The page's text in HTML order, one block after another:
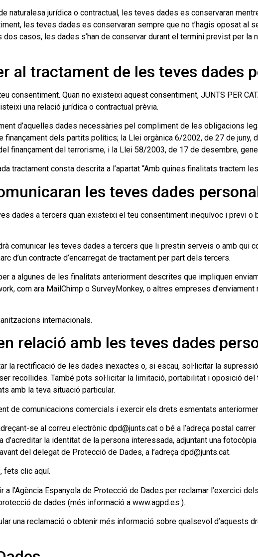
naturalesa jurídica o contractual, les teves dades es conservaran
les teves dades es conservaran sempre que no t’hagis oposat al
dos casos, les dades s’han de conservar durant el termini previst per la
al tractament de les teves dades
consentiment. Quan no existeixi aquest consentiment, JUNTS PER
una relació jurídica o contractual prèvia.
d’aquelles dades necessàries pel compliment de les obligacions
finançament dels partits polítics; la Llei orgànica 6/2002, de 27 de
finançament del terrorisme, i la Llei 58/2003, de 17 de desembre,
tractament consta descrita a l’apartat “Amb quines finalitats tractem
les teves dades
dades a tercers quan existeixi el teu consentiment inequívoc i previ o
comunicar les teves dades a tercers que li prestin serveis o amb qui
d’un contracte d’encarregat de tractament per part dels tercers.
per a algunes de les finalitats anteriorment descrites que impliquen
com ara MailChimp o SurveyMonkey, o altres empreses
internacionals.
relació amb les teves dades
la rectificació de les dades inexactes o, si escau, sol·licitar la
recollides. També pots sol·licitar la limitació, portabilitat i oposició
amb la teva situació particular.
de comunicacions comercials i exercir els drets esmentats
se al correu electrònic dpd@junts.cat o bé a l’adreça postal carrer
d’acreditar la identitat de la persona interessada, adjuntant una
del delegat de Protecció de Dades, a l’adreça dpd@junts.cat.
fets clic aquí.
l’Agència Espanyola de Protecció de Dades per reclamar l’exercici
de dades (més informació a www.agpd.es ).
una reclamació o obtenir més informació sobre qualsevol d’aquests